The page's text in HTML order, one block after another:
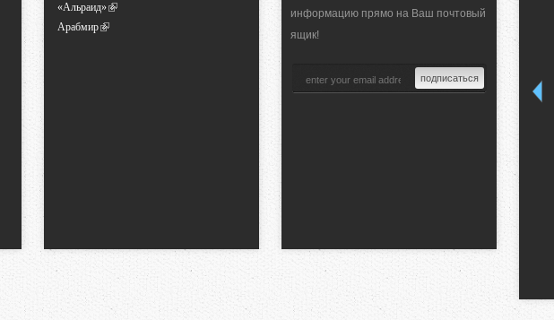
«Альраид»
Арабмир
информацию прямо на Ваш почтовый
ящик!